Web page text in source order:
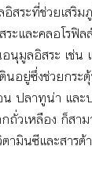
สระที่ช่วยเสริ
ะและคลอโรฟิ
นุมูลอิสระ เช่น
นอยู่ซึ่งช่วยกร
ปลาทูน่า แล
ถั่วเหลือง ก็สา
ามินซีและสา